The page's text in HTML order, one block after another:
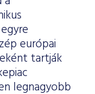
európai
tartják
legnagyobb